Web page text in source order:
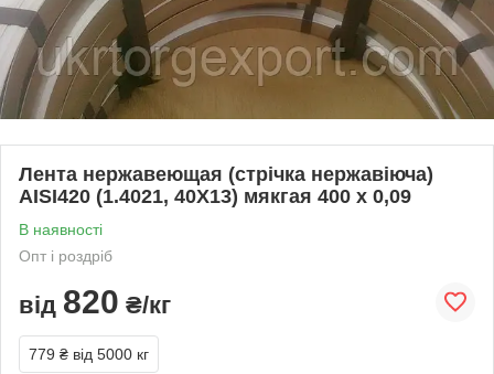
Лента нержавеющая (стрічка нержавіюча)
AISI420 (1.4021, 40Х13) мякгая 400 х 0,09
В наявності
Опт і роздріб
від 820 ₴/кг
779 ₴ від 5000 кг